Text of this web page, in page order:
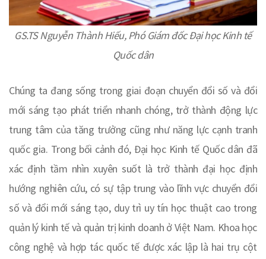
GS.TS Nguyễn Thành Hiếu, Phó Giám đốc Đại học Kinh tế
Quốc dân
Chúng ta đang sống trong giai đoạn chuyển đổi số và đổi
mới sáng tạo phát triển nhanh chóng, trở thành động lực
trung tâm của tăng trưởng cũng như năng lực cạnh tranh
quốc gia. Trong bối cảnh đó, Đại học Kinh tế Quốc dân đã
xác định tầm nhìn xuyên suốt là trở thành đại học định
hướng nghiên cứu, có sự tập trung vào lĩnh vực chuyển đổi
số và đổi mới sáng tạo, duy trì uy tín học thuật cao trong
quản lý kinh tế và quản trị kinh doanh ở Việt Nam. Khoa học
công nghệ và hợp tác quốc tế được xác lập là hai trụ cột